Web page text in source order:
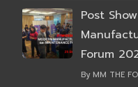
Post
Forum
By MM THE